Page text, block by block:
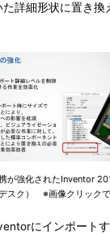
詳細形状に置き換
が強化されたInventor
スク） ※画像クリック
にインポート